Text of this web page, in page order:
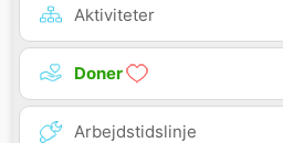
Aktiviteter
Doner
Arbejdstidslinje